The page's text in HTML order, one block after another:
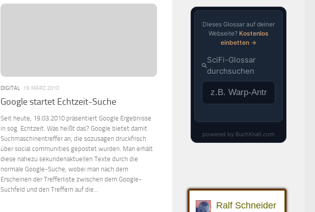
DIGITAL 19. MÄRZ 2010
Google startet Echtzeit-Suche
Seit heute, 19.03.2010 präsentiert Google Ergebnisse
in sog. Echtzeit. Was heißt das? Google bietet damit
Suchmaschinentreffer an, die sozusagen druckfrisch
über social communities gepostet wurden. Man erhält
diese nahezu sekundenaktuellen Texte durch die
normale Google-Suche, wobei man nach dem
Erscheinen der Trefferliste zwischen dem Google-
Suchfeld und den Treffern auf die...